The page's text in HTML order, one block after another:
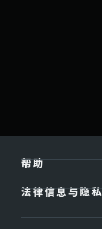
帮助
法律信息与隐私